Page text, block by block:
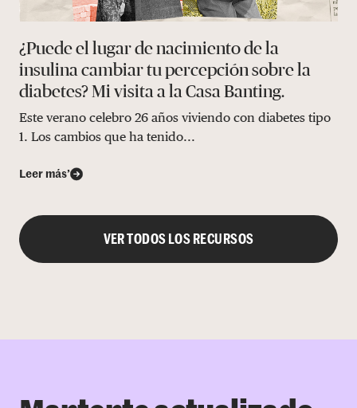
¿Puede el lugar de nacimiento de la
insulina cambiar tu percepción sobre la
diabetes? Mi visita a la Casa Banting.
Este verano celebro 26 años viviendo con diabetes tipo
1. Los cambios que ha tenido...
Leer más’
VER TODOS LOS RECURSOS